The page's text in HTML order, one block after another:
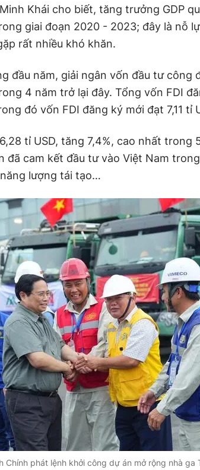
Khái cho biết, tăng trưởng GDP
giai đoạn 2020 - 2023; đây là nỗ
rất nhiều khó khăn.
đầu năm, giải ngân vốn đầu tư công
4 năm trở lại đây. Tổng vốn FDI
đó vốn FDI đăng ký mới đạt 7,11 tỉ
tỉ USD, tăng 7,4%, cao nhất trong
đã cam kết đầu tư vào Việt Nam
lượng tái tạo…
Chính phát lệnh khởi công dự án mở rộng nhà ga